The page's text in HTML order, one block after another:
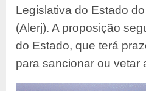
Legislativa do Estado
(Alerj). A proposição
do Estado, que terá
para sancionar ou vetar